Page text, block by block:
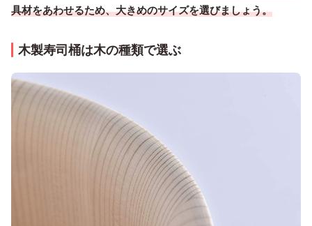
具材をあわせるため、大きめのサイズを選びましょう。
木製寿司桶は木の種類で選ぶ